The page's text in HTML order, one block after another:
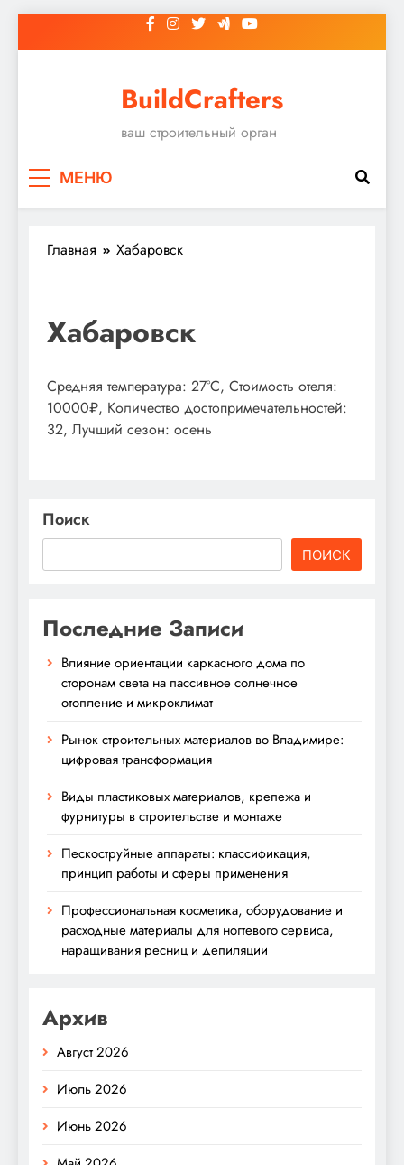
к
BuildCrafters
ваш строительный орган
МЕНЮ
Главная Хабаровск
Хабаровск
Средняя температура: 27°C, Стоимость отеля:
10000₽, Количество достопримечательностей:
32, Лучший сезон: осень
Поиск
ПОИСК
Последние Записи
Влияние ориентации каркасного дома по
сторонам света на пассивное солнечное
отопление и микроклимат
Рынок строительных материалов во Владимире:
цифровая трансформация
Виды пластиковых материалов, крепежа и
фурнитуры в строительстве и монтаже
Пескоструйные аппараты: классификация,
принцип работы и сферы применения
Профессиональная косметика, оборудование и
расходные материалы для ногтевого сервиса,
наращивания ресниц и депиляции
Архив
Август 2026
Июль 2026
Июнь 2026